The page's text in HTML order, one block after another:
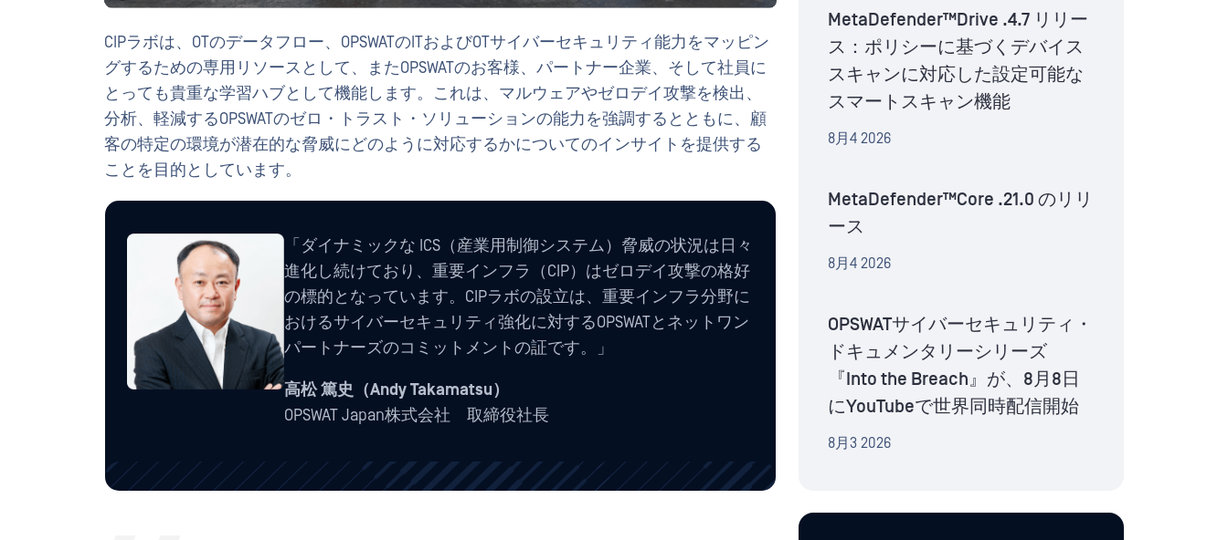
CIPラボは、OTのデータフロー、OPSWATのITおよびOTサイバーセキュリティ能力をマッピン
グするための専用リソースとして、またOPSWATのお客様、パートナー企業、そして社員に
とっても貴重な学習ハブとして機能します。これは、マルウェアやゼロデイ攻撃を検出、
分析、軽減するOPSWATのゼロ・トラスト・ソリューションの能力を強調するとともに、顧
客の特定の環境が潜在的な脅威にどのように対応するかについてのインサイトを提供する
ことを目的としています。
「ダイナミックな ICS（産業用制御システム）脅威の状況は日々
進化し続けており、重要インフラ（CIP）はゼロデイ攻撃の格好
の標的となっています。CIPラボの設立は、重要インフラ分野に
おけるサイバーセキュリティ強化に対するOPSWATとネットワン
パートナーズのコミットメントの証です。」
高松 篤史（Andy Takamatsu）
OPSWAT Japan株式会社 取締役社長
MetaDefender™Drive .4.7 リリー
ス：ポリシーに基づくデバイス
スキャンに対応した設定可能な
スマートスキャン機能
8月4 2026
MetaDefender™Core .21.0 のリリ
ース
8月4 2026
OPSWATサイバーセキュリティ・
ドキュメンタリーシリーズ
『Into the Breach』が、8月8日
にYouTubeで世界同時配信開始
8月3 2026